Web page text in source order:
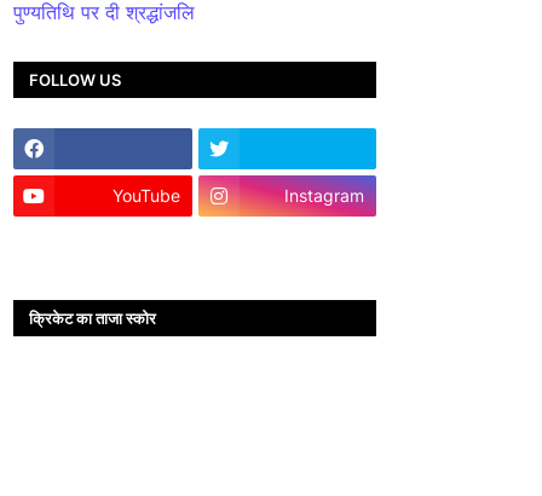
पुण्यतिथि पर दी श्रद्धांजलि
FOLLOW US
YouTube Instagram
क्रिकेट का ताजा स्कोर